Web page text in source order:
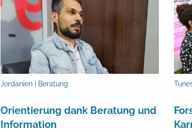
Jordanien | Beratung
Orientierung dank Beratung und
Information